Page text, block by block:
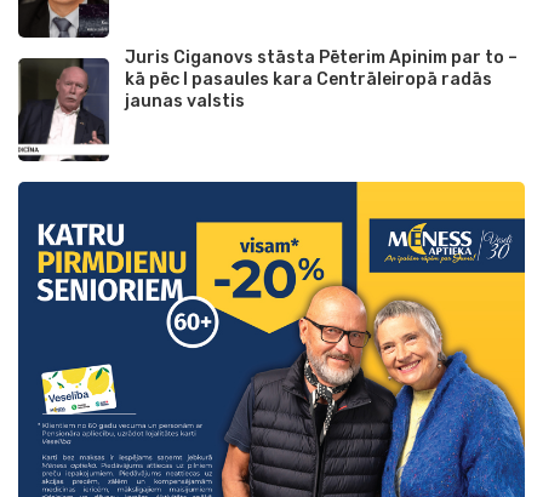
Juris Ciganovs stāsta Pēterim Apinim par to –
kā pēc I pasaules kara Centrāleiropā radās
jaunas valstis